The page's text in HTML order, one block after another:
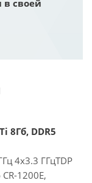
своей
8Гб, DDR5
4x3.3 ГГцTDP
1200E,